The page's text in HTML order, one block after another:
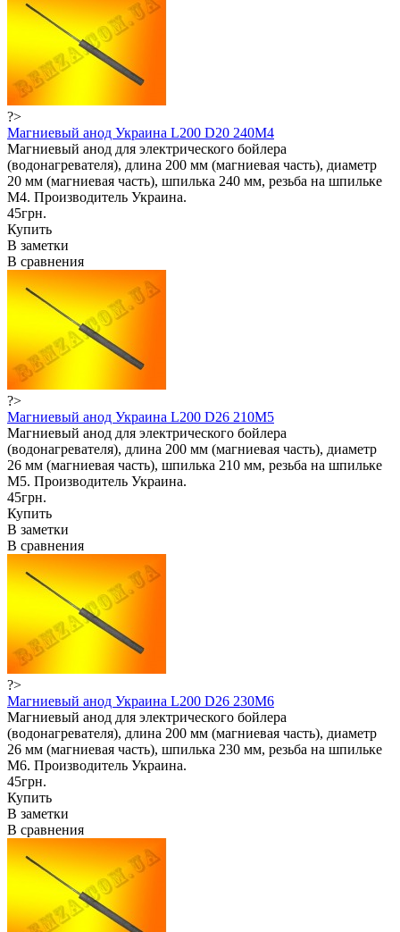
?>
Магниевый анод Украина L200 D20 240M4
Магниевый анод для электрического бойлера
(водонагревателя), длина 200 мм (магниевая часть), диаметр
20 мм (магниевая часть), шпилька 240 мм, резьба на шпильке
М4. Производитель Украина.
45грн.
Купить
В заметки
В сравнения
?>
Магниевый анод Украина L200 D26 210M5
Магниевый анод для электрического бойлера
(водонагревателя), длина 200 мм (магниевая часть), диаметр
26 мм (магниевая часть), шпилька 210 мм, резьба на шпильке
М5. Производитель Украина.
45грн.
Купить
В заметки
В сравнения
?>
Магниевый анод Украина L200 D26 230M6
Магниевый анод для электрического бойлера
(водонагревателя), длина 200 мм (магниевая часть), диаметр
26 мм (магниевая часть), шпилька 230 мм, резьба на шпильке
М6. Производитель Украина.
45грн.
Купить
В заметки
В сравнения